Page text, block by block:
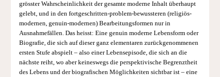
grösster Wahrscheinlichkeit der gesamte moderne Inhalt überhaupt
gelebt, und in den fortgeschritten-problem-bewussteren (religiös-
modernen, genuin-modernen) Bearbeitungsformen nur in
Ausnahmefällen. Das heisst: Eine genuin moderne Lebensform oder
Biografie, die sich auf dieser ganz elementaren zurückgenommenen
ersten Stufe abspielt – also einer Lebensepisode, die sich an die
nächste reiht, wo aber keineswegs die perspektivische Begrenztheit
des Lebens und der biografischen Möglichkeiten sichtbar ist – eine